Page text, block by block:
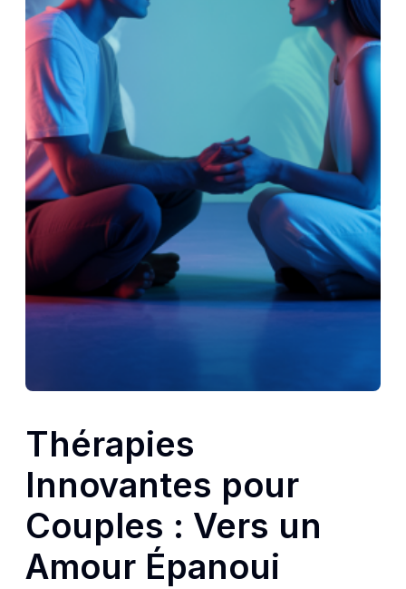
Thérapies
Innovantes pour
Couples : Vers un
Amour Épanoui